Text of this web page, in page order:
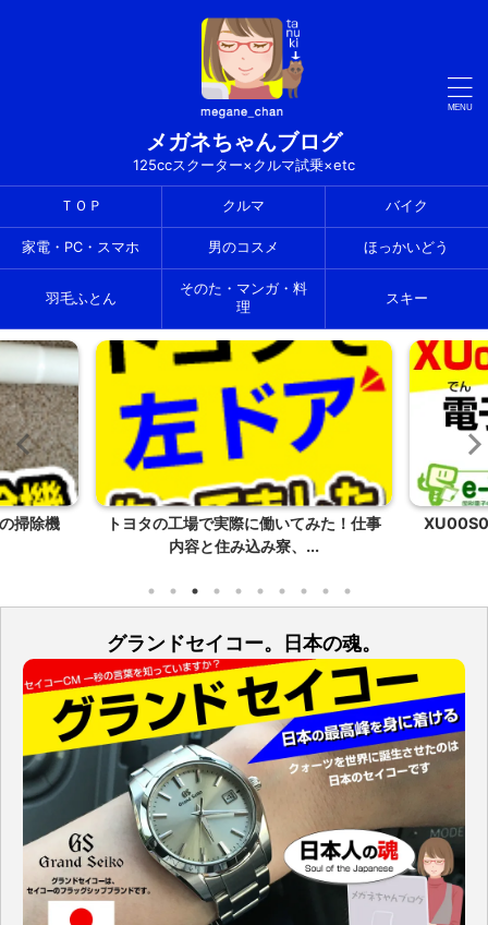
メガネちゃんブログ
125ccスクーター×クルマ試乗×etc
ＴＯＰ クルマ バイク
家電・PC・スマホ 男のコスメ ほっかいどう
羽毛ふとん
そのた・マンガ・料
理
スキー
掃除機
トヨタの工場で実際に働いてみた！仕事
内容と住み込み寮、...
グランドセイコー。日本の魂。